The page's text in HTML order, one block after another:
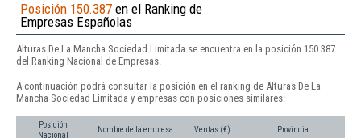
Posición 150.387 en el Ranking de
Empresas Españolas
Alturas De La Mancha Sociedad Limitada se encuentra en la posición 150.387
del Ranking Nacional de Empresas.
A continuación podrá consultar la posición en el ranking de Alturas De La
Mancha Sociedad Limitada y empresas con posiciones similares:
Posición
Nacional
Nombre de la empresa Ventas (€) Provincia